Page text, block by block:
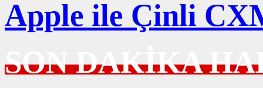
Apple ile Çinli
SON DAKİKA